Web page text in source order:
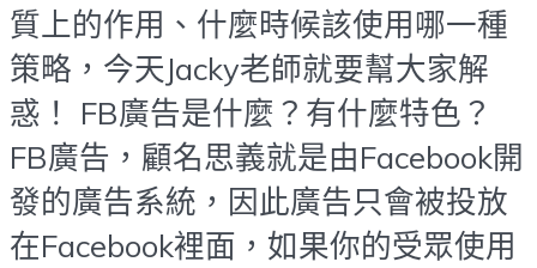
質上的作用、什麼時候該使用哪一種
策略，今天Jacky老師就要幫大家解
惑！ FB廣告是什麼？有什麼特色？
FB廣告，顧名思義就是由Facebook開
發的廣告系統，因此廣告只會被投放
在Facebook裡面，如果你的受眾使用